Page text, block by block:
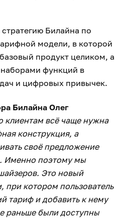
Билайна по
модели, в которой
продукт целиком, а
функций в
и цифровых привычек.
Билайна Олег
клиентам всё чаще нужна
конструкция, а
своё предложение
Именно поэтому мы
Это новый
при котором пользователь
тариф и добавить к нему
раньше были доступны